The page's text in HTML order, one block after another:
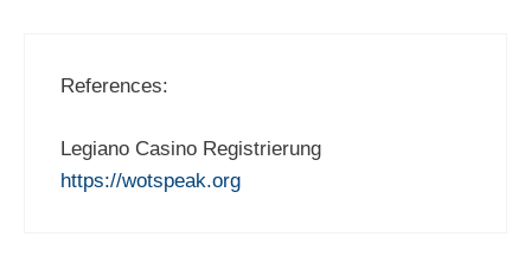
References:
Legiano Casino Registrierung
https://wotspeak.org